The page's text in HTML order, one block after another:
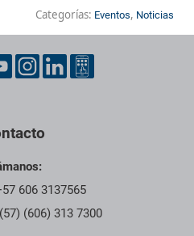
Categorías: Eventos, Noticias
606 3137565
(606) 313 7300